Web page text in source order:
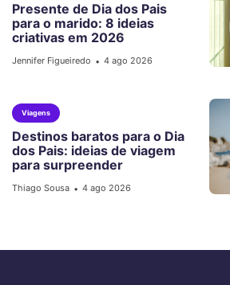
Presente de Dia dos Pais
para o marido: 8 ideias
criativas em 2026
Jennifer Figueiredo • 4 ago 2026
Viagens
Destinos baratos para o Dia
dos Pais: ideias de viagem
para surpreender
Thiago Sousa • 4 ago 2026